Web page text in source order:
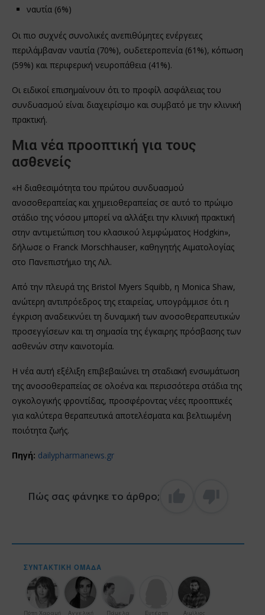
ναυτία (6%)
Οι πιο συχνές συνολικές ανεπιθύμητες ενέργειες
περιλάμβαναν ναυτία (70%), ουδετεροπενία (61%), κόπωση
(59%) και περιφερική νευροπάθεια (41%).
Οι ειδικοί επισημαίνουν ότι το προφίλ ασφάλειας του
συνδυασμού είναι διαχειρίσιμο και συμβατό με την κλινική
πρακτική.
Μια νέα προοπτική για τους
ασθενείς
«Η διαθεσιμότητα του πρώτου συνδυασμού
ανοσοθεραπείας και χημειοθεραπείας σε αυτό το πρώιμο
στάδιο της νόσου μπορεί να αλλάξει την κλινική πρακτική
στην αντιμετώπιση του κλασικού λεμφώματος Hodgkin»,
δήλωσε ο Franck Morschhauser, καθηγητής Αιματολογίας
στο Πανεπιστήμιο της Λιλ.
Από την πλευρά της Bristol Myers Squibb, η Monica Shaw,
ανώτερη αντιπρόεδρος της εταιρείας, υπογράμμισε ότι η
έγκριση αναδεικνύει τη δυναμική των ανοσοθεραπευτικών
προσεγγίσεων και τη σημασία της έγκαιρης πρόσβασης των
ασθενών στην καινοτομία.
Η νέα αυτή εξέλιξη επιβεβαιώνει τη σταδιακή ενσωμάτωση
της ανοσοθεραπείας σε ολοένα και περισσότερα στάδια της
ογκολογικής φροντίδας, προσφέροντας νέες προοπτικές
για καλύτερα θεραπευτικά αποτελέσματα και βελτιωμένη
ποιότητα ζωής.
Πηγή: dailypharmanews.gr
Πώς σας φάνηκε το άρθρο;
ΣΥΝΤΑΚΤΙΚΉ ΟΜΆΔΑ
Πόπη Χαραμή
Αγγελική
Πάμελα
Ευτέρπη
Αιμίλιος